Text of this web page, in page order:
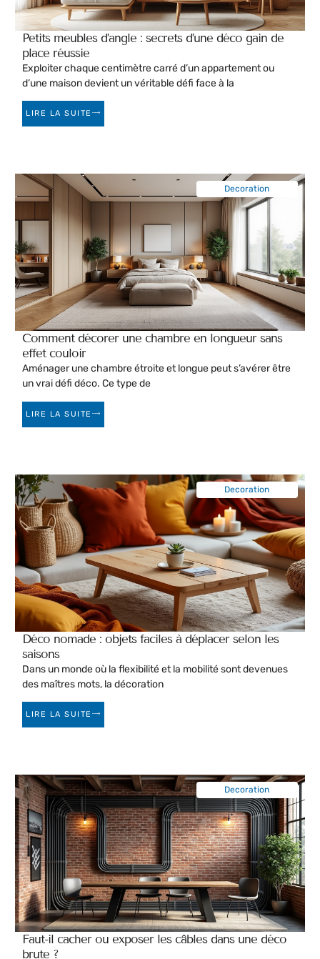
Petits meubles d’angle : secrets d’une déco gain de
place réussie
Exploiter chaque centimètre carré d’un appartement ou
d’une maison devient un véritable défi face à la
LIRE LA SUITE
Comment décorer une chambre en longueur sans
effet couloir
Aménager une chambre étroite et longue peut s’avérer être
un vrai défi déco. Ce type de
LIRE LA SUITE
Decoration
Déco nomade : objets faciles à déplacer selon les
saisons
Dans un monde où la flexibilité et la mobilité sont devenues
des maîtres mots, la décoration
LIRE LA SUITE
Decoration
Faut-il cacher ou exposer les câbles dans une déco
brute ?
Decoration